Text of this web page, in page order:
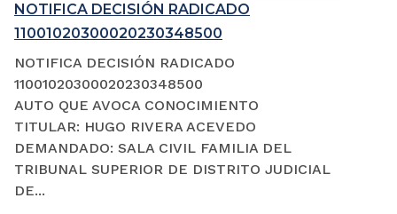
NOTIFICA DECISIÓN RADICADO
11001020300020230348500
NOTIFICA DECISIÓN RADICADO
11001020300020230348500
AUTO QUE AVOCA CONOCIMIENTO
TITULAR: HUGO RIVERA ACEVEDO
DEMANDADO: SALA CIVIL FAMILIA DEL
TRIBUNAL SUPERIOR DE DISTRITO JUDICIAL
DE...